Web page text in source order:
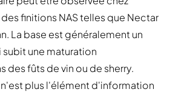
finitions NAS telles que Nectar
La base est généralement un
subit une maturation
des fûts de vin ou de sherry.
plus l'élément d'information